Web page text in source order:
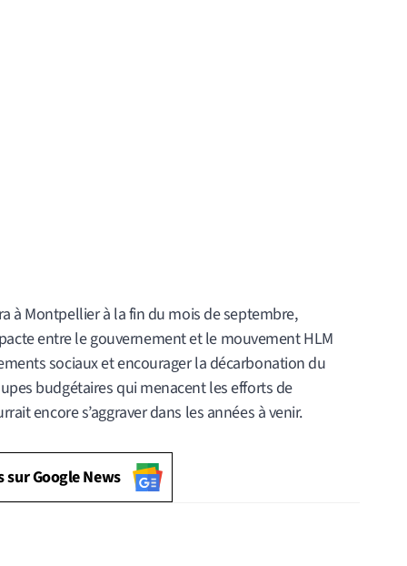
à Montpellier à la fin du mois de septembre,
entre le gouvernement et le mouvement HLM
sociaux et encourager la décarbonation du
budgétaires qui menacent les efforts de
encore s’aggraver dans les années à venir.
sur Google News